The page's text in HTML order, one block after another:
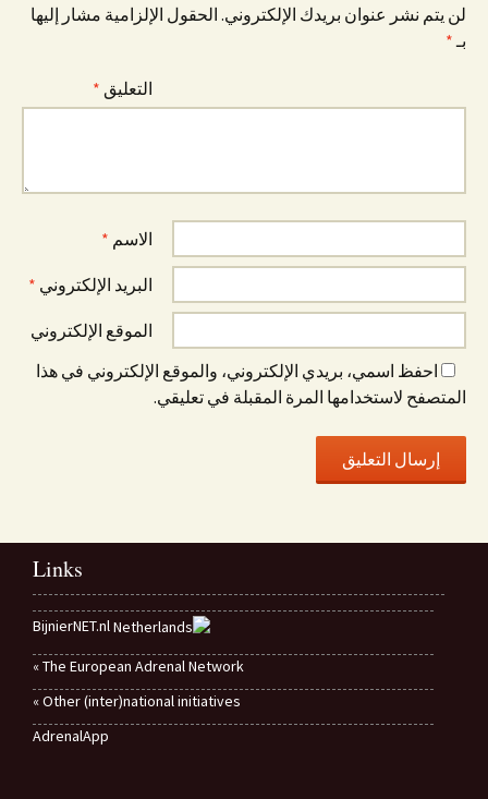
لن يتم نشر عنوان بريدك الإلكتروني. الحقول الإلزامية مشار إليها
بـ *
التعليق *
الاسم *
البريد الإلكتروني *
الموقع الإلكتروني
احفظ اسمي، بريدي الإلكتروني، والموقع الإلكتروني في هذا
المتصفح لاستخدامها المرة المقبلة في تعليقي.
Links
BijnierNET.nl
The European Adrenal Network »
Other (inter)national initiatives »
AdrenalApp